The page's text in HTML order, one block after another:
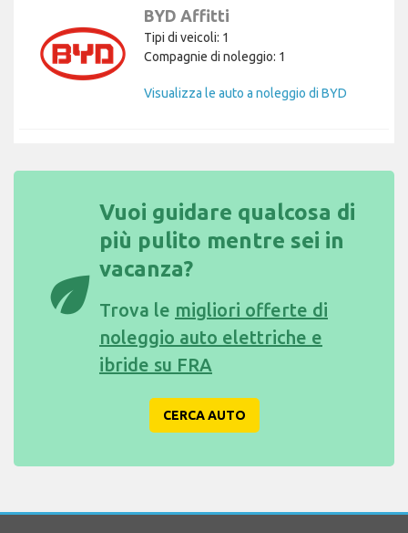
BYD Affitti
Tipi di veicoli: 1
Compagnie di noleggio: 1
Visualizza le auto a noleggio di BYD
eco
Vuoi guidare qualcosa di
più pulito mentre sei in
vacanza?
Trova le migliori offerte di
noleggio auto elettriche e
ibride su FRA
CERCA AUTO